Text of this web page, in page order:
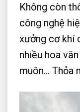
Không còn
công nghệ
xưởng cơ khí
nhiều hoa
muôn… Thỏa